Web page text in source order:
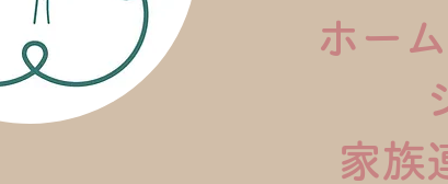
ホー
家族